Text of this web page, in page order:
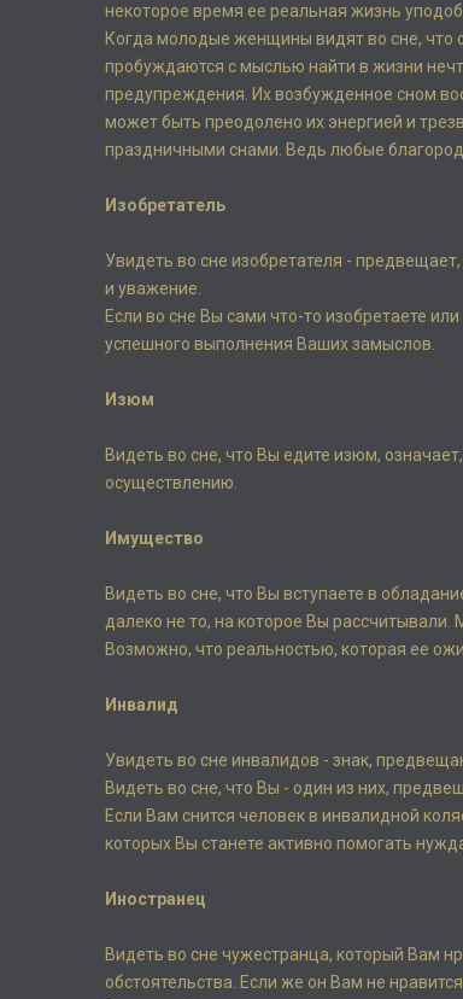
некоторое время ее реальная жизнь
Когда молодые женщины видят во сне, что
пробуждаются с мыслью найти в жизни
предупреждения. Их возбужденное сном
может быть преодолено их энергией и
праздничными снами. Ведь любые
Изобретатель
Увидеть во сне изобретателя -
и уважение.
Если во сне Вы сами что-то изобретаете
успешного выполнения Ваших замыслов.
Изюм
Видеть во сне, что Вы едите изюм,
осуществлению.
Имущество
Видеть во сне, что Вы вступаете в
далеко не то, на которое Вы
Возможно, что реальностью, которая ее
Инвалид
Увидеть во сне инвалидов - знак,
Видеть во сне, что Вы - один из них,
Если Вам снится человек в инвалидной
которых Вы станете активно помогать
Иностранец
Видеть во сне чужестранца, который Вам
обстоятельства. Если же он Вам не